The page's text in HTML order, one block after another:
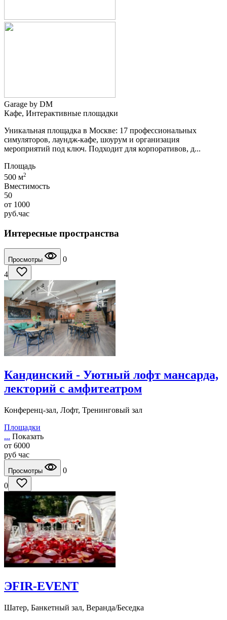
Garage by DM
Кафе, Интерактивные площадки
Уникальная площадка в Москве: 17 профессиональных
симуляторов, лаундж-кафе, шоурум и организация
мероприятий под ключ. Подходит для корпоративов, д...
Площадь
500 м2
Вместимость
50
от 1000
руб.час
Интересные пространства
Просмотры
0
4
Кандинский - Уютный лофт мансарда,
лекторий с амфитеатром
Конференц-зал, Лофт, Тренинговый зал
Площадки
... Показать
от 6000
руб час
Просмотры
0
0
ЭFIR-EVENT
Шатер, Банкетный зал, Веранда/Беседка